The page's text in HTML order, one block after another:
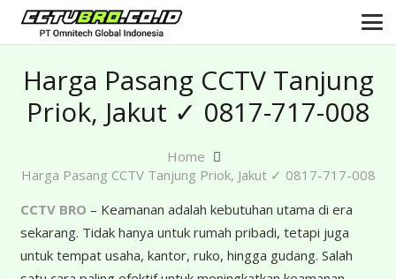
Harga Pasang CCTV Tanjung
Priok, Jakut ✓ 0817-717-008
Home
Harga Pasang CCTV Tanjung Priok, Jakut ✓ 0817-717-008
CCTV BRO – Keamanan adalah kebutuhan utama di era
sekarang. Tidak hanya untuk rumah pribadi, tetapi juga
untuk tempat usaha, kantor, ruko, hingga gudang. Salah